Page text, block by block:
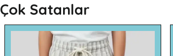
Çok Satanlar